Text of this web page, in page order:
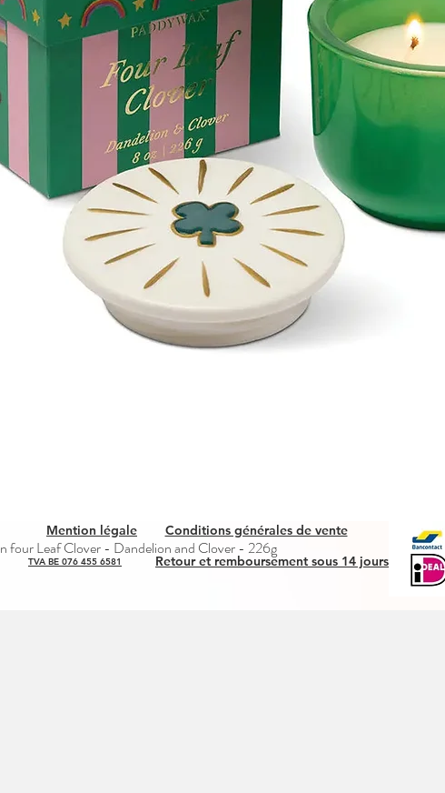
Snel overzicht
four Leaf Clover - Dandelion and Clover - 226g
Mention légale
Conditions générales de vente
Retour et remboursement sous 14 jours
TVA BE 076 455 6581